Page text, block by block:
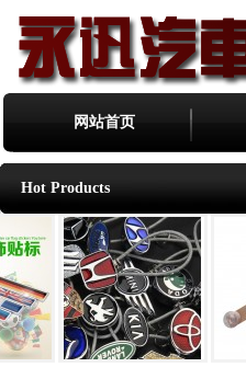
网站首页
Hot Products